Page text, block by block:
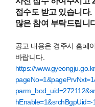
접수도 받고 있습니다.
많은 참여 부탁드립니
공고 내용은 경주시 홈페
바랍니다.
https://